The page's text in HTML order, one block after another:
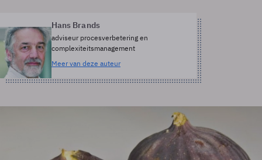
Hans Brands
adviseur procesverbetering en
complexiteitsmanagement
Meer van deze auteur